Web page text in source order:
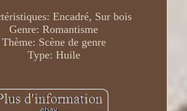
Encadré, Sur bois
Genre: Romantisme
Thème: Scène de genre
Type: Huile